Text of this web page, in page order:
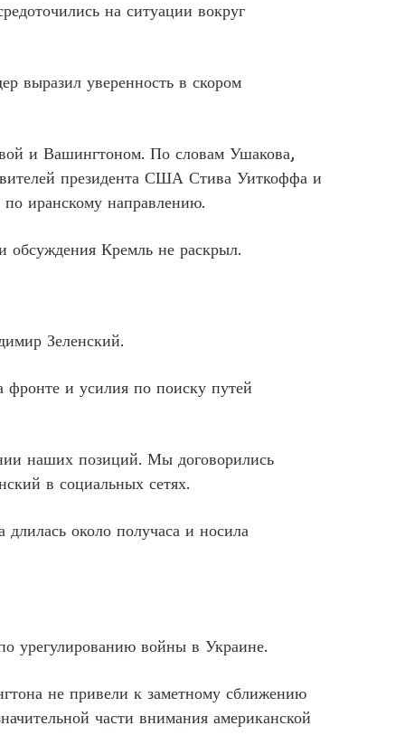
на ситуации вокруг
выразил уверенность в скором
и Вашингтоном. По словам Ушакова,
президента США Стива Уиткоффа и
иранскому направлению.
обсуждения Кремль не раскрыл.
Зеленский.
фронте и усилия по поиску путей
наших позиций. Мы договорились
в социальных сетях.
около получаса и носила
урегулированию войны в Украине.
не привели к заметному сближению
части внимания американской